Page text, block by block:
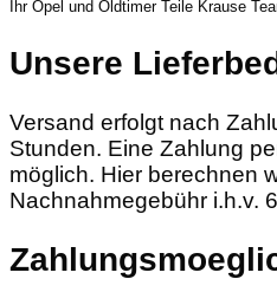
Ihr Opel und Oldtimer Teile Krause
Unsere
Versand erfolgt nach
Stunden. Eine Zahlung
möglich. Hier berechnen
Nachnahmegebühr i.h.v.